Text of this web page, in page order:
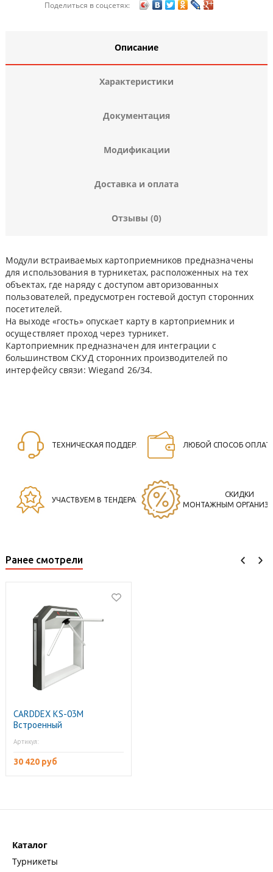
Поделиться в соцсетях:
Описание
Характеристики
Документация
Модификации
Доставка и оплата
Отзывы (0)
Модули встраиваемых картоприемников предназначены
для использования в турникетах, расположенных на тех
объектах, где наряду с доступом авторизованных
пользователей, предусмотрен гостевой доступ сторонних
посетителей.
На выходе «гость» опускает карту в картоприемник и
осуществляет проход через турникет.
Картоприемник предназначен для интеграции с
большинством СКУД сторонних производителей по
интерфейсу связи: Wiegand 26/34.
ТЕХНИЧЕСКАЯ ПОДДЕРЖКА ЛЮБОЙ СПОСОБ
УЧАСТВУЕМ В ТЕНДЕРАХ
СКИДКИ
МОНТАЖНЫМ
Ранее смотрели
CARDDEX KS-03M
Встроенный
считывателем формата
Mifare
Артикул:
30 420 руб
Каталог
Турникеты